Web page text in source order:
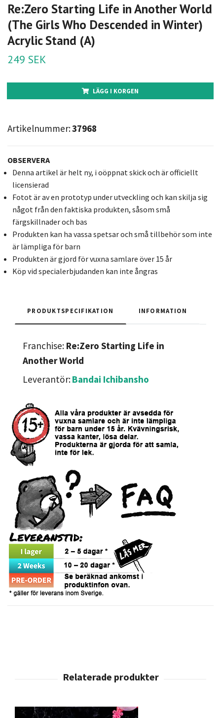
Re:Zero Starting Life in Another World
(The Girls Who Descended in Winter)
Acrylic Stand (A)
249 SEK
LÄGG I KORGEN
Artikelnummer:37968
OBSERVERA
Denna artikel är helt ny, i oöppnat skick och är officiellt
licensierad
Fotot är av en prototyp under utveckling och kan skilja sig
något från den faktiska produkten, såsom små
färgskillnader och bas
Produkten kan ha vassa spetsar och små tillbehör som inte
är lämpliga för barn
Produkten är gjord för vuxna samlare över 15 år
Köp vid specialerbjudanden kan inte ångras
PRODUKTSPECIFIKATION INFORMATION
Franchise: Re:Zero Starting Life in
Another World
Leverantör:Bandai Ichibansho